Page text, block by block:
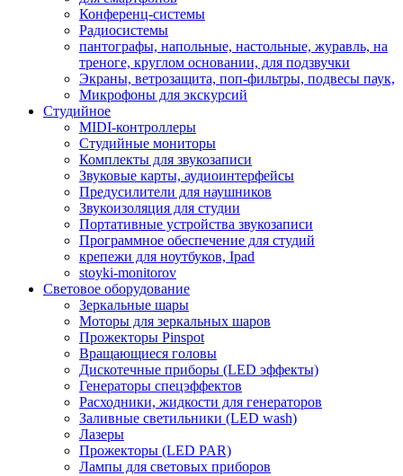
Конференц-системы
Радиосистемы
пантографы, напольные, настольные, журавль, на
треноге, круглом основании, для подзвучки
Экраны, ветрозащита, поп-фильтры, подвесы паук,
Микрофоны для экскурсий
Студийное
MIDI-контроллеры
Студийные мониторы
Комплекты для звукозаписи
Звуковые карты, аудиоинтерфейсы
Предусилители для наушников
Звукоизоляция для студии
Портативные устройства звукозаписи
Программное обеспечение для студий
крепежи для ноутбуков, Ipad
stoyki-monitorov
Световое оборудование
Зеркальные шары
Моторы для зеркальных шаров
Прожекторы Pinspot
Вращающиеся головы
Дискотечные приборы (LED эффекты)
Генераторы спецэффектов
Расходники, жидкости для генераторов
Заливные светильники (LED wash)
Лазеры
Прожекторы (LED PAR)
Лампы для световых приборов